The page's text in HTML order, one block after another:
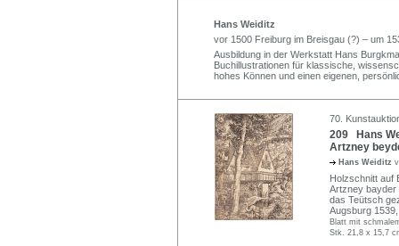
Hans Weiditz
vor 1500 Freiburg im Breisgau (?) – um
Ausbildung in der Werkstatt Hans
Buchillustrationen für klassische,
hohes Können und einen eigenen,
70.
209 Hans
Artzney
Hans Weiditz
Holzschnitt auf
Artzney bayder
das Teütsch
Augsburg
Blatt mit
Stk. 21,8 x 15,7